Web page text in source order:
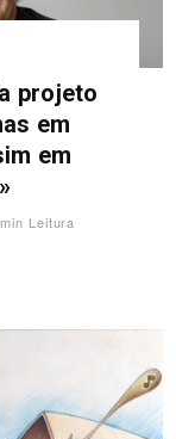
projeto
em
em
Leitura